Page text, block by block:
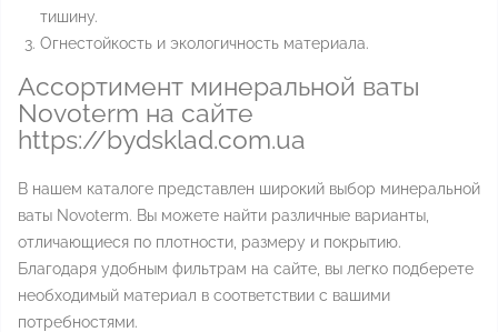
тишину.
Огнестойкость и экологичность материала.
Ассортимент минеральной ваты
Novoterm на сайте
https://bydsklad.com.ua
В нашем каталоге представлен широкий выбор минеральной
ваты Novoterm. Вы можете найти различные варианты,
отличающиеся по плотности, размеру и покрытию.
Благодаря удобным фильтрам на сайте, вы легко подберете
необходимый материал в соответствии с вашими
потребностями.